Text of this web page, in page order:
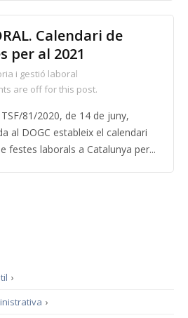
Calendari de
per al 2021
i gestió laboral
are off for this post.
TSF/81/2020, de 14 de juny,
al DOGC estableix el calendari
festes laborals a Catalunya per...
›
›